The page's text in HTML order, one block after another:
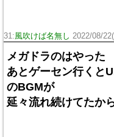
31:風吹けば名無し 2022/08/
メガドラのはやった
あとゲーセン行くと
のBGMが
延々流れ続けてたか